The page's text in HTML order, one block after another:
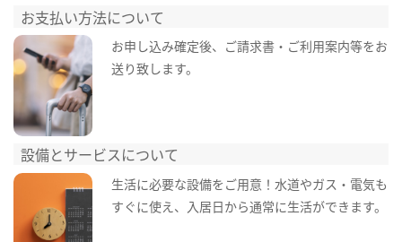
お支払い方法について
お申し込み確定後、ご請求書・ご利用案内等をお
送り致します。
設備とサービスについて
生活に必要な設備をご用意！水道やガス・電気も
すぐに使え、入居日から通常に生活ができます。